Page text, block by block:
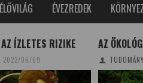
ÉLŐVILÁG ÉVEZREDEK
ÍZLETES RIZIKE
2022/06/09
AZ